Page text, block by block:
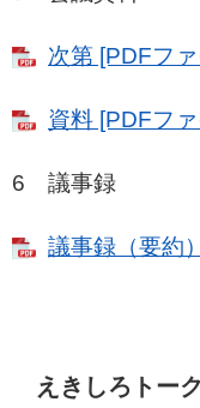
次第 [PDFフ
資料 [PDFフ
6 議事録
議事録（要約
えきしろトー